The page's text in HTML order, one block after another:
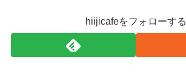
hiijicafeをフォローする